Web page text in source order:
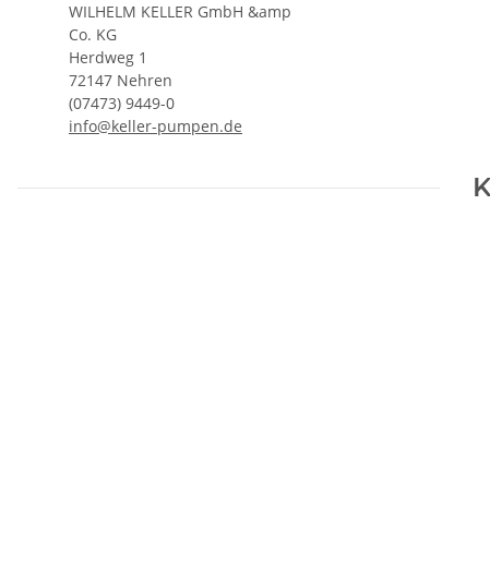
WILHELM KELLER GmbH &amp
Co. KG
Herdweg 1
72147 Nehren
(07473) 9449-0
info@keller-pumpen.de